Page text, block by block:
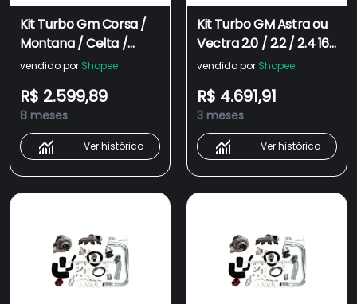
Kit Turbo Gm Corsa /
Montana / Celta /
Prisma 1.0 ou 1.4 8
vendido por Shopee
R$ 2.599,89
8 meses
Ver histórico
Kit Turbo GM Astra ou
Vectra 2.0 / 2.2 / 2.4 16
Válvulas + Turbina
vendido por Shopee
R$ 4.691,91
3 meses
Ver histórico